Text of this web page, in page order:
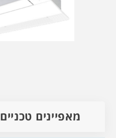
מאפיינים טכניים